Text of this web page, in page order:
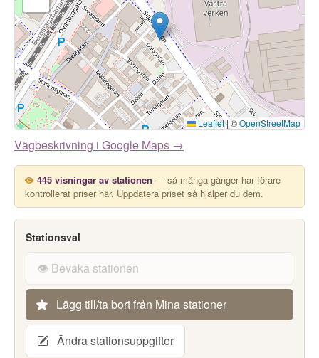
Leaflet| ©OpenStreetMap
Vägbeskrivning i Google Maps →
445 visningar av stationen — så många gånger har förare
kontrollerat priser här. Uppdatera priset så hjälper du dem.
Stationsval
👁️ Bevaka stationen
Lägg till/ta bort från Mina stationer
Ändra stationsuppgifter